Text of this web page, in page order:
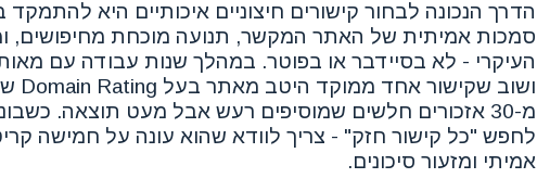
הדרך הנכונה לבחור קישורים חיצוניים איכותיים היא
סמכות אמיתית של האתר המקשר, תנועה מוכחת מחיפושים,
העיקרי - לא בסיידבר או בפוטר. במהלך שנות עבודה עם
מ-30 אזכורים חלשים שמוסיפים רעש אבל מעט תוצאה.
לחפש "כל קישור חזק" - צריך לוודא שהוא עונה על חמישה
אמיתי ומזעור סיכונים.